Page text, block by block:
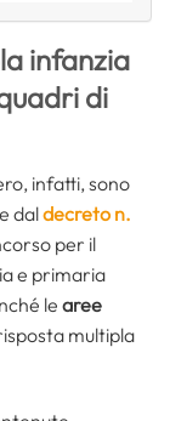
infanzia
di
infatti, sono
daldecreto n.
per il
e primaria
le aree
multipla